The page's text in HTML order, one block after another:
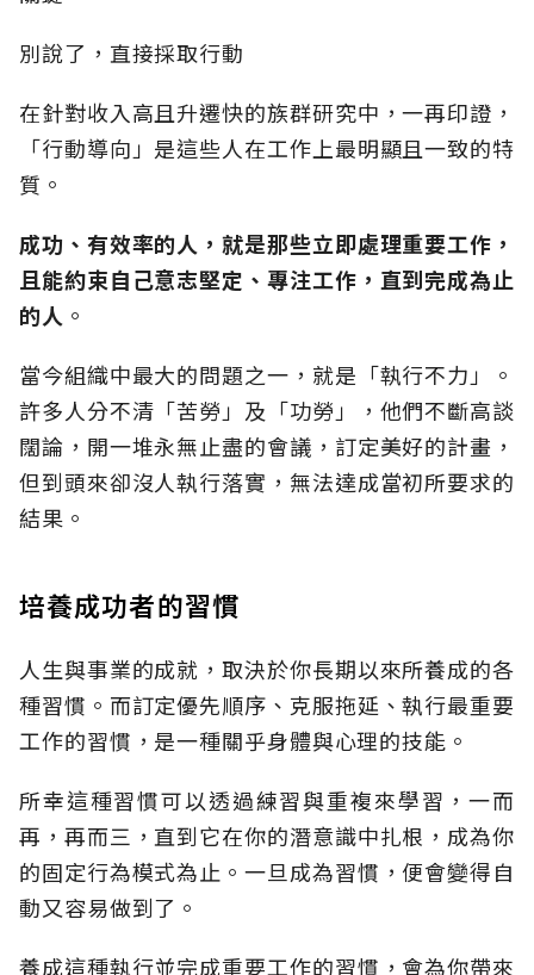
別說了，直接採取行動
在針對收入高且升遷快的族群研究中，一再印證，
「行動導向」是這些人在工作上最明顯且一致的特
質。
成功、有效率的人，就是那些立即處理重要工作，
且能約束自己意志堅定、專注工作，直到完成為止
的人 。
當今組織中最大的問題之一，就是「執行不力」。
許多人分不清「苦勞」及「功勞」，他們不斷高談
闊論，開一堆永無止盡的會議，訂定美好的計畫，
但到頭來卻沒人執行落實，無法達成當初所要求的
結果。
培養成功者的習慣
人生與事業的成就，取決於你長期以來所養成的各
種習慣。而訂定優先順序、克服拖延、執行最重要
工作的習慣，是一種關乎身體與心理的技能。
所幸這種習慣可以透過練習與重複來學習，一而
再，再而三，直到它在你的潛意識中扎根，成為你
的固定行為模式為止。一旦成為習慣，便會變得自
動又容易做到了。
養成這種執行並完成重要工作的習慣，會為你帶來